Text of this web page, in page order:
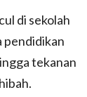
di sekolah
pendidikan
tekanan